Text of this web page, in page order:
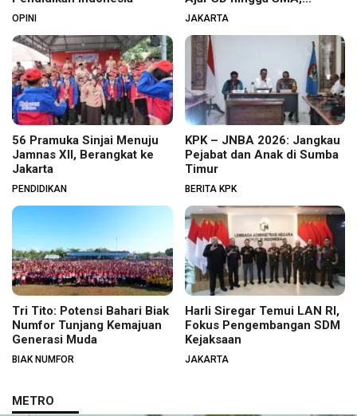
OPINI
Budaya Membaca Digenjot
JAKARTA
56 Pramuka Sinjai Menuju
Jamnas XII, Berangkat ke
Jakarta
PENDIDIKAN
KPK – JNBA 2026: Jangkau
Pejabat dan Anak di Sumba
Timur
BERITA KPK
Tri Tito: Potensi Bahari Biak
Numfor Tunjang Kemajuan
Generasi Muda
BIAK NUMFOR
Harli Siregar Temui LAN RI,
Fokus Pengembangan SDM
Kejaksaan
JAKARTA
METRO